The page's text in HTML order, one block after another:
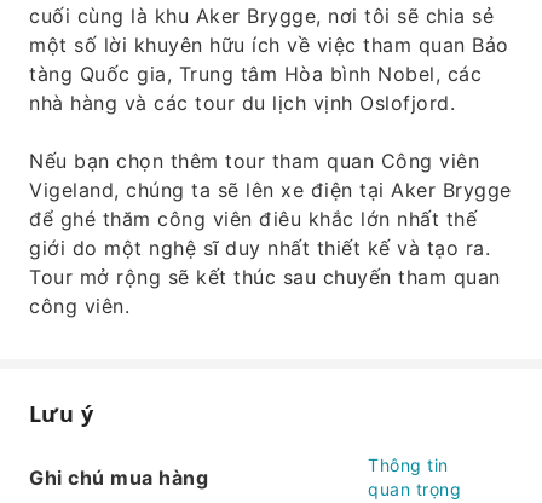
cuối cùng là khu Aker Brygge, nơi tôi sẽ chia sẻ
một số lời khuyên hữu ích về việc tham quan Bảo
tàng Quốc gia, Trung tâm Hòa bình Nobel, các
nhà hàng và các tour du lịch vịnh Oslofjord.
Nếu bạn chọn thêm tour tham quan Công viên
Vigeland, chúng ta sẽ lên xe điện tại Aker Brygge
để ghé thăm công viên điêu khắc lớn nhất thế
giới do một nghệ sĩ duy nhất thiết kế và tạo ra.
Tour mở rộng sẽ kết thúc sau chuyến tham quan
công viên.
Lưu ý
Ghi chú mua hàng
Thông tin
quan trọng